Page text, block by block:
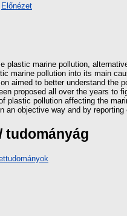
Előnézet
plastic marine pollution,
marine pollution into its main
aimed to better understand the
proposed all over the years to
plastic pollution affecting the
an objective way and by
tudományág